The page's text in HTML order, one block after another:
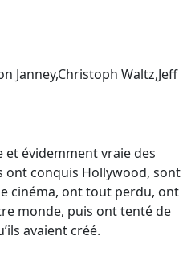
Janney,Christoph Waltz,Jeff
et évidemment vraie des
ont conquis Hollywood, sont
cinéma, ont tout perdu, ont
monde, puis ont tenté de
avaient créé.